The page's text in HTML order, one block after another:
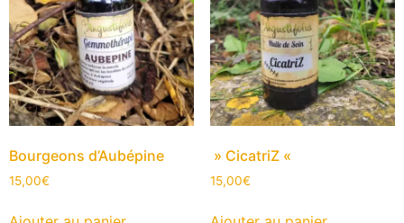
Bourgeons d’Aubépine
15,00€
» CicatriZ «
15,00€